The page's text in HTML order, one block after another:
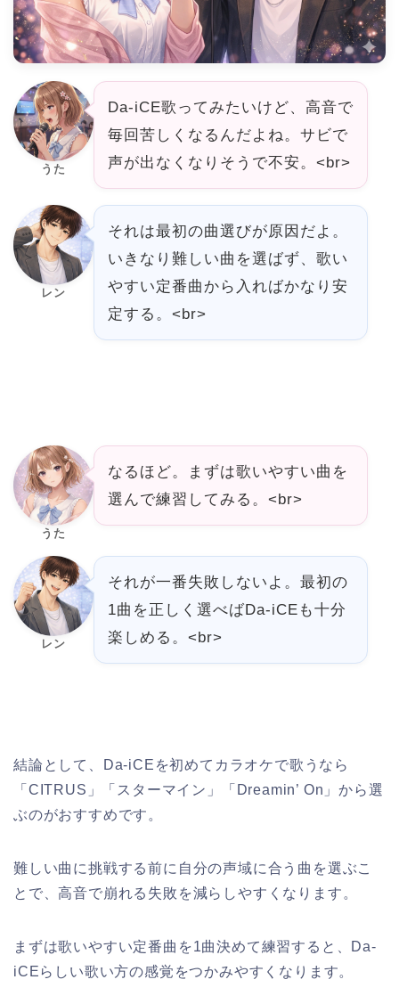
うた
Da-iCE歌ってみたいけど、高音で
毎回苦しくなるんだよね。サビで
声が出なくなりそうで不安。<br>
レン
それは最初の曲選びが原因だよ。
いきなり難しい曲を選ばず、歌い
やすい定番曲から入ればかなり安
定する。<br>
うた
なるほど。まずは歌いやすい曲を
選んで練習してみる。<br>
レン
それが一番失敗しないよ。最初の
1曲を正しく選べばDa-iCEも十分
楽しめる。<br>
結論として、Da-iCEを初めてカラオケで歌うなら
「CITRUS」「スターマイン」「Dreamin’ On」から選
ぶのがおすすめです。
難しい曲に挑戦する前に自分の声域に合う曲を選ぶこ
とで、高音で崩れる失敗を減らしやすくなります。
まずは歌いやすい定番曲を1曲決めて練習すると、Da-
iCEらしい歌い方の感覚をつかみやすくなります。